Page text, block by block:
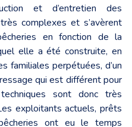
et d’entretien des
complexes et s’avèrent
en fonction de la
elle a été construite, en
familiales perpétuées, d’un
qui est différent pour
sont donc très
exploitants actuels, prêts
ont eu le temps